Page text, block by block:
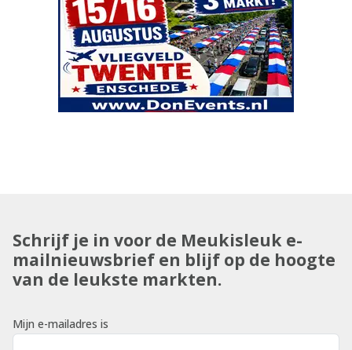
Schrijf je in voor de Meukisleuk e-
mailnieuwsbrief en blijf op de hoogte
van de leukste markten.
Mijn e-mailadres is